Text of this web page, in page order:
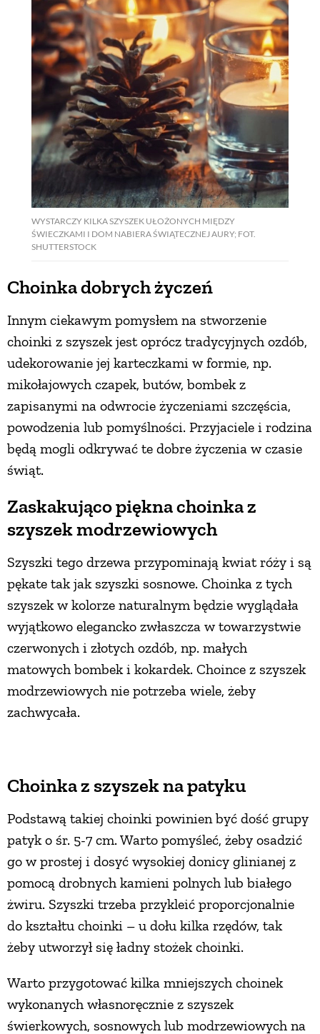
WYSTARCZY KILKA SZYSZEK UŁOŻONYCH MIĘDZY
ŚWIECZKAMI I DOM NABIERA ŚWIĄTECZNEJ AURY; FOT.
SHUTTERSTOCK
Choinka dobrych życzeń
Innym ciekawym pomysłem na stworzenie
choinki z szyszek jest oprócz tradycyjnych ozdób,
udekorowanie jej karteczkami w formie, np.
mikołajowych czapek, butów, bombek z
zapisanymi na odwrocie życzeniami szczęścia,
powodzenia lub pomyślności. Przyjaciele i rodzina
będą mogli odkrywać te dobre życzenia w czasie
świąt.
Zaskakująco piękna choinka z
szyszek modrzewiowych
Szyszki tego drzewa przypominają kwiat róży i są
pękate tak jak szyszki sosnowe. Choinka z tych
szyszek w kolorze naturalnym będzie wyglądała
wyjątkowo elegancko zwłaszcza w towarzystwie
czerwonych i złotych ozdób, np. małych
matowych bombek i kokardek. Choince z szyszek
modrzewiowych nie potrzeba wiele, żeby
zachwycała.
Choinka z szyszek na patyku
Podstawą takiej choinki powinien być dość grupy
patyk o śr. 5-7 cm. Warto pomyśleć, żeby osadzić
go w prostej i dosyć wysokiej donicy glinianej z
pomocą drobnych kamieni polnych lub białego
żwiru. Szyszki trzeba przykleić proporcjonalnie
do kształtu choinki – u dołu kilka rzędów, tak
żeby utworzył się ładny stożek choinki.
Warto przygotować kilka mniejszych choinek
wykonanych własnoręcznie z szyszek
świerkowych, sosnowych lub modrzewiowych na